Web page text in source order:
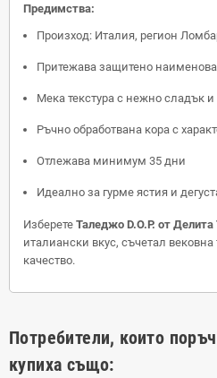
Предимства:
Произход: Италия, регион
Притежава защитено
Мека текстура с нежно сладък
Ръчно обработвана кора с
Отлежава минимум 35 дни
Идеално за гурме ястия и
Изберете Таледжо D.O.P. от Делита
италиански вкус, съчетал
качество.
Потребители, които
купиха също: